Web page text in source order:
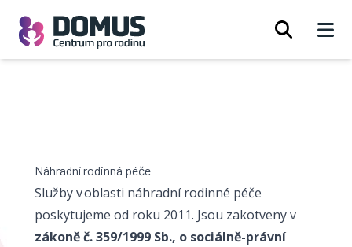
Náhradní rodinná péče
Služby v oblasti náhradní rodinné péče
poskytujeme od roku 2011. Jsou zakotveny v
zákoně č. 359/1999 Sb., o sociálně-právní